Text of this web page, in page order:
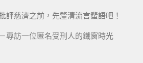
評慈濟之前，先釐清流言蜚語吧！
專訪一位匿名受刑人的鐵窗時光